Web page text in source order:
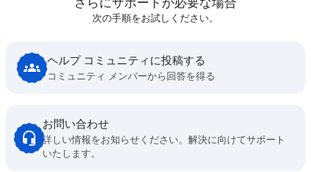
次の手順をお試しください。
ヘルプ コミュニティに投稿する
コミュニティ メンバーから回答を得る
お問い合わせ
詳しい情報をお知らせください。解決に向けてサポート
いたします。